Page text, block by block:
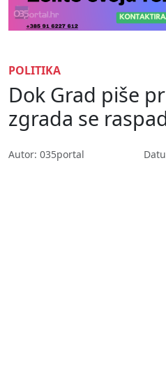
POLITIKA
Dok Grad piše
zgrada se
Autor: 035portal